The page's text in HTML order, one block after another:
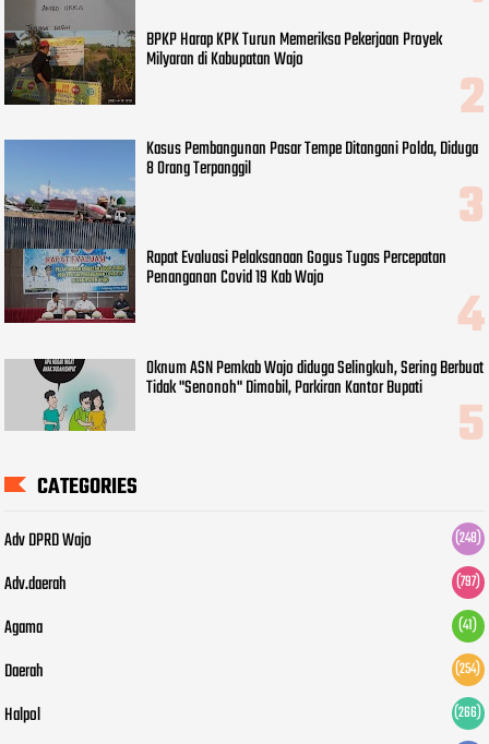
BPKP Harap KPK Turun Memeriksa Pekerjaan Proyek
Milyaran di Kabupatan Wajo
Kasus Pembangunan Pasar Tempe Ditangani Polda, Diduga
8 Orang Terpanggil
Rapat Evaluasi Pelaksanaan Gogus Tugas Percepatan
Penanganan Covid 19 Kab Wajo
Oknum ASN Pemkab Wajo diduga Selingkuh, Sering Berbuat
Tidak "Senonoh" Dimobil, Parkiran Kantor Bupati
CATEGORIES
Adv DPRD Wajo (248)
Adv.daerah (797)
Agama (41)
Daerah (254)
Halpol (266)